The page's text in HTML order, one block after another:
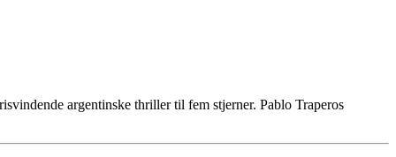
argentinske thriller til fem stjerner. Pablo Traperos